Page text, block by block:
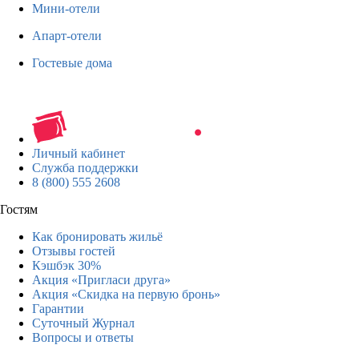
Мини-отели
Апарт-отели
Гостевые дома
Личный кабинет
Служба поддержки
8 (800) 555 2608
Гостям
Как бронировать жильё
Отзывы гостей
Кэшбэк 30%
Акция «Пригласи друга»
Акция «Скидка на первую бронь»
Гарантии
Суточный Журнал
Вопросы и ответы